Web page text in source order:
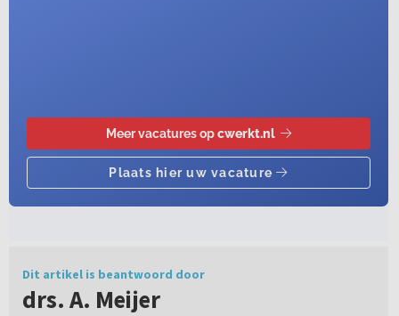
Dit artikel is beantwoord door
drs. A. Meijer